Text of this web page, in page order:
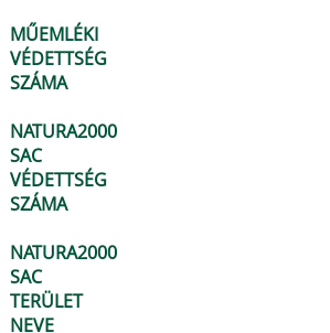
MŰEMLÉKI
VÉDETTSÉG
SZÁMA
NATURA2000
SAC
VÉDETTSÉG
SZÁMA
NATURA2000
SAC
TERÜLET
NEVE